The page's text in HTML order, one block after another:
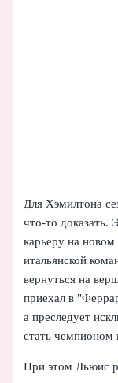
Для Хэмилтона
что‑то доказать.
карьеру на новом
итальянской
вернуться на
приехал в
а преследует
стать чемпионом
При этом Льюис